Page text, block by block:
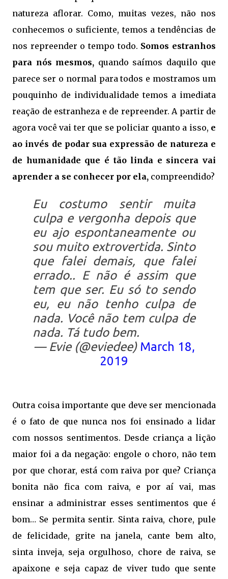
natureza aflorar. Como, muitas vezes, não nos
conhecemos o suficiente, temos a tendências de
nos repreender o tempo todo. Somos estranhos
para nós mesmos, quando saímos daquilo que
parece ser o normal para todos e mostramos um
pouquinho de individualidade temos a imediata
reação de estranheza e de repreender. A partir de
agora você vai ter que se policiar quanto a isso, e
ao invés de podar sua expressão de natureza e
de humanidade que é tão linda e sincera vai
aprender a se conhecer por ela, compreendido?
Eu costumo sentir muita
culpa e vergonha depois que
eu ajo espontaneamente ou
sou muito extrovertida. Sinto
que falei demais, que falei
errado.. E não é assim que
tem que ser. Eu só to sendo
eu, eu não tenho culpa de
nada. Você não tem culpa de
nada. Tá tudo bem.
— Evie (@eviedee) March 18,
2019
Outra coisa importante que deve ser mencionada
é o fato de que nunca nos foi ensinado a lidar
com nossos sentimentos. Desde criança a lição
maior foi a da negação: engole o choro, não tem
por que chorar, está com raiva por que? Criança
bonita não fica com raiva, e por aí vai, mas
ensinar a administrar esses sentimentos que é
bom… Se permita sentir. Sinta raiva, chore, pule
de felicidade, grite na janela, cante bem alto,
sinta inveja, seja orgulhoso, chore de raiva, se
apaixone e seja capaz de viver tudo que sente